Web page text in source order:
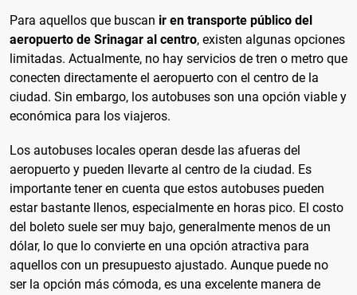
Para aquellos que buscan ir en transporte público del
aeropuerto de Srinagar al centro, existen algunas opciones
limitadas. Actualmente, no hay servicios de tren o metro que
conecten directamente el aeropuerto con el centro de la
ciudad. Sin embargo, los autobuses son una opción viable y
económica para los viajeros.
Los autobuses locales operan desde las afueras del
aeropuerto y pueden llevarte al centro de la ciudad. Es
importante tener en cuenta que estos autobuses pueden
estar bastante llenos, especialmente en horas pico. El costo
del boleto suele ser muy bajo, generalmente menos de un
dólar, lo que lo convierte en una opción atractiva para
aquellos con un presupuesto ajustado. Aunque puede no
ser la opción más cómoda, es una excelente manera de